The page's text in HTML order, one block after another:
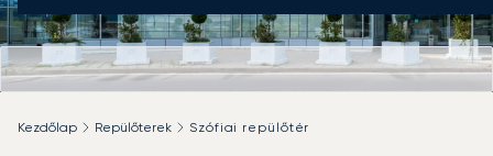
Kezdőlap Repülőterek Szófiai repülőtér